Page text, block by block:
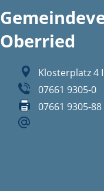
Oberried
Klosterplatz 4
07661 9305-0
07661 9305-88